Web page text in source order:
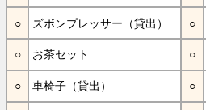
ズボンプレッサー（貸出）
お茶セット
車椅子（貸出）